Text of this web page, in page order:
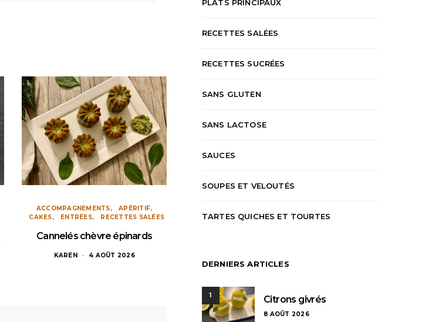
ACCOMPAGNEMENTS
APÉRITIF
CAKES
ENTRÉES RECETTES SALÉES
Cannelés chèvre épinards
KAREN 4 AOÛT 2026
PLATS PRINCIPAUX
RECETTES SALÉES
RECETTES SUCRÉES
SANS GLUTEN
SANS LACTOSE
SAUCES
SOUPES ET VELOUTÉS
TARTES QUICHES ET TOURTES
DERNIERS ARTICLES
1 Citrons givrés
8 AOÛT 2026